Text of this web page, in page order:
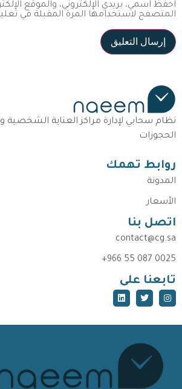
احفظ اسمي، بريدي الإلكتروني، والموقع
المتصفح لاستخدامها المرة المقبلة في
نظام سحابي لإدارة مراكز العناية الشخصية
الحجوزات
روابط تهمك
المدونة
الأسعار
اتصل بنا
contact@cg.sa
+966 55 087 0025
تابعنا على